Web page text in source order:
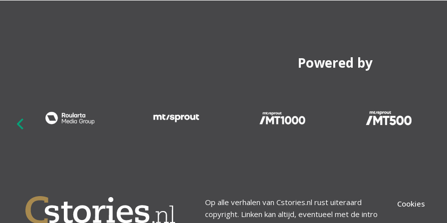
Powered by
Op alle verhalen van Cstories.nl rust uiteraard
copyright. Linken kan altijd, eventueel met de intro
Cookies